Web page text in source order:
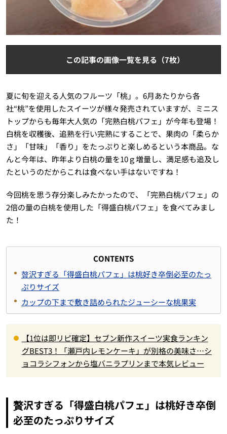
この記事の画像一覧を見る（7枚）
夏に旬を迎える人気のフルーツ「桃」。6月あたりから各
社“桃”を使用したスイーツが様々発売されていますが、ミニス
トップからも毎年大人気の「完熟白桃パフェ」が今年も登場！
白桃を収穫後、追熟を行い完熟にすることで、果肉の「柔らか
さ」「甘味」「香り」をたっぷりと楽しめるという本商品。な
んと今年は、昨年より白桃の量を10ｇ増量し、満足感も追及し
たというのだからこれは食べない手はないですね！
今回桃を思う存分楽しみたかったので、「完熟白桃パフェ」の
2倍の量の白桃を使用した「得盛白桃パフェ」を食べてみまし
た！
CONTENTS
贅沢すぎる「得盛白桃パフェ」は桃好き卒倒必至のたっ
ぷりサイズ
カップの下まで敷き詰められたジューシーな桃果実
【1位は即リピ確定】セブン新作スイーツ実食ランキン
グBEST3！「瀬戸内レモンケーキ」が別格の美味さ…シ
ョコラシフォンから塩バニラプリンまで本気レビュー
贅沢すぎる「得盛白桃パフェ」は桃好き卒倒
必至のたっぷりサイズ